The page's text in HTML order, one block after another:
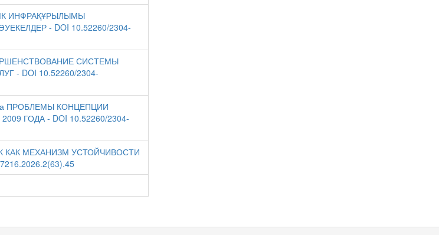
ИНФРАҚҰРЫЛЫМЫ
- DOI 10.52260/2304-
СИСТЕМЫ
- DOI 10.52260/2304-
ПРОБЛЕМЫ КОНЦЕПЦИИ
ГОДА - DOI 10.52260/2304-
КАК МЕХАНИЗМ УСТОЙЧИВОСТИ